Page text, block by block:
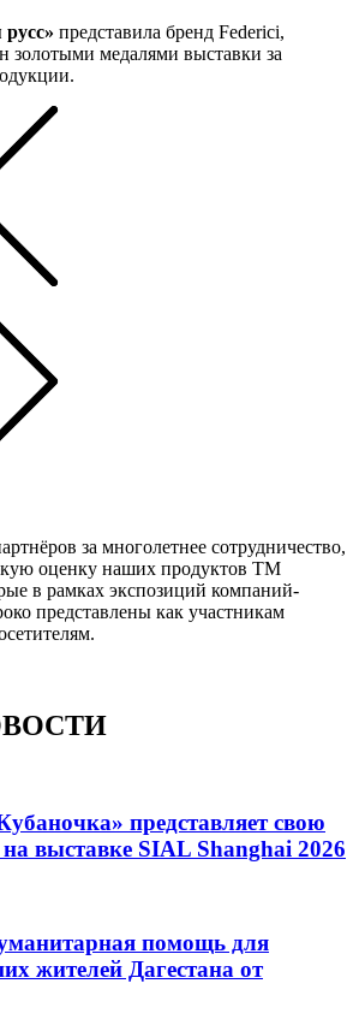
представила бренд Federici,
золотыми медалями выставки за
за многолетнее сотрудничество,
оценку наших продуктов ТМ
в рамках экспозиций компаний-
представлены как участникам
представляет свою
выставке SIAL Shanghai 2026
помощь для
жителей Дагестана от